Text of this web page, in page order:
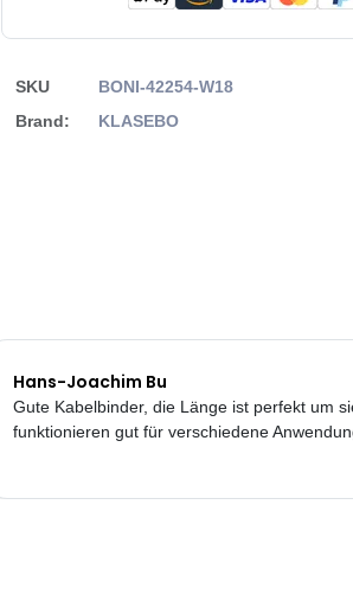
SKU
BONI-42254-W18
Brand:
KLASEBO
Hans-Joachim Bu
Gute Kabelbinder, die Länge ist perfekt um
funktionieren gut für verschiedene